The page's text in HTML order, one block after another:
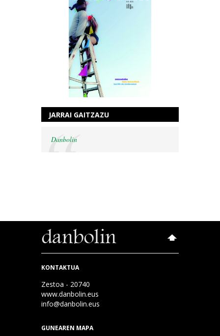
JARRAI GAITZAZU
Danbolin
KONTAKTUA
Zestoa - 20740
www.danbolin.eus
info@danbolin.eus
GUNEAREN MAPA